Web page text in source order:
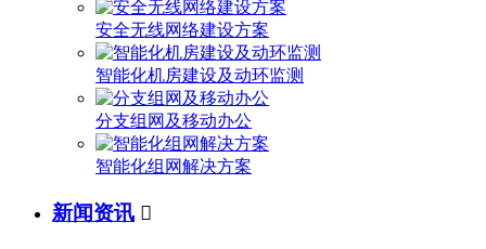
安全无线网络建设方案
智能化机房建设及动环监测
分支组网及移动办公
智能化组网解决方案
新闻资讯 